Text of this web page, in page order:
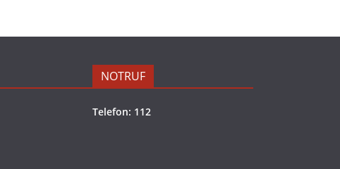
NOTRUF
Telefon: 112